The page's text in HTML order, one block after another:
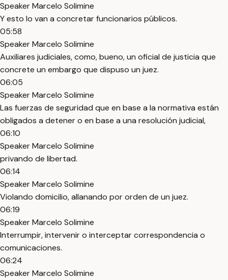
Speaker Marcelo Solimine
Y esto lo van a concretar funcionarios públicos.
05:58
Speaker Marcelo Solimine
Auxiliares judiciales, como, bueno, un oficial de justicia que
concrete un embargo que dispuso un juez.
06:05
Speaker Marcelo Solimine
Las fuerzas de seguridad que en base a la normativa están
obligados a detener o en base a una resolución judicial,
06:10
Speaker Marcelo Solimine
privando de libertad.
06:14
Speaker Marcelo Solimine
Violando domicilio, allanando por orden de un juez.
06:19
Speaker Marcelo Solimine
Interrumpir, intervenir o interceptar correspondencia o
comunicaciones.
06:24
Speaker Marcelo Solimine